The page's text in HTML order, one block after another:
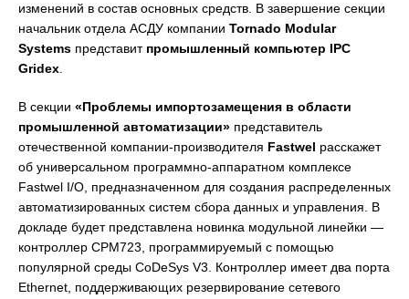
изменений в состав основных средств. В завершение секции
начальник отдела АСДУ компании Tornado Modular
Systems представит промышленный компьютер IPC
Gridex
В секции «Проблемы импортозамещения в области
промышленной автоматизации» представитель
отечественной компании-производителя Fastwel расскажет
об универсальном программно-аппаратном комплексе
Fastwel I/O, предназначенном для создания распределенных
автоматизированных систем сбора данных и управления. В
докладе будет представлена новинка модульной линейки —
контроллер CPM723, программируемый с помощью
популярной среды CoDeSys V3. Контроллер имеет два порта
Ethernet, поддерживающих резервирование сетевого